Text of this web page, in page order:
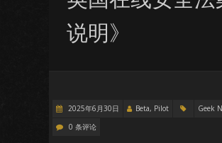
说明》
2025年6月30日 Beta, Pilot
Geek
0 条评论